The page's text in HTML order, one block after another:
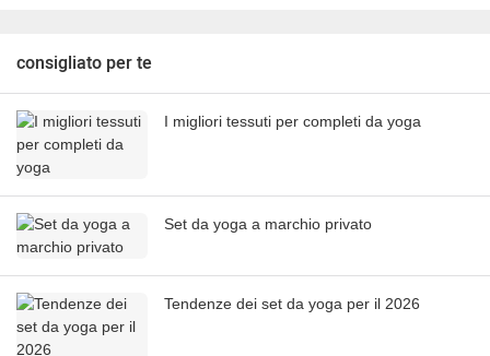
consigliato per te
I migliori tessuti per completi da yoga
Set da yoga a marchio privato
Tendenze dei set da yoga per il 2026